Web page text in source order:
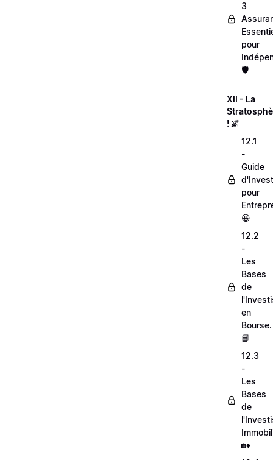
3
pour
🛡️
XII - La
! 🌌
12.1
-
Guide
pour
😀
12.2
-
Les
Bases
de
en
Bourse.
📘
12.3
-
Les
Bases
de
🏡